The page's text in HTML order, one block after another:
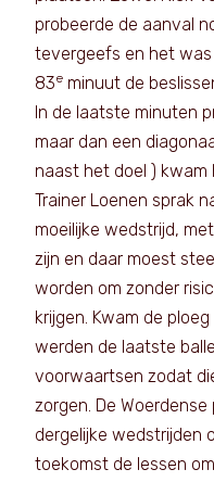
probeerde de aanval
tevergeefs en het
83e minuut de
In de laatste minuten
maar dan een
naast het doel ) kwam
Trainer Loenen sprak
moeilijke wedstrijd,
zijn en daar moest
worden om zonder
krijgen. Kwam de
werden de laatste
voorwaartsen zodat
zorgen. De
dergelijke wedstrijden
toekomst de lessen